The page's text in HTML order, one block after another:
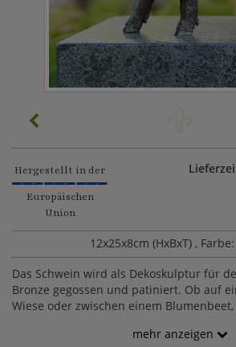
Hergestellt in der
Europäischen
Union
12x25x8cm (HxBxT) ,
Das Schwein wird als Dekoskulptur für
Bronze gegossen und patiniert. Ob auf
Wiese oder zwischen einem
mehr anzeigen